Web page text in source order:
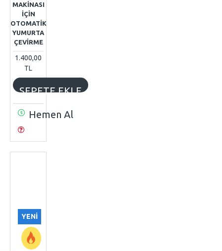
MAKİNASI
İÇİN
OTOMATİK
YUMURTA
ÇEVİRME
1.400,00
TL
SEPETE EKLE
Hemen Al
YENI